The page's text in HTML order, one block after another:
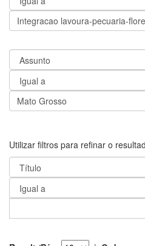
Utilizar filtros para refinar o